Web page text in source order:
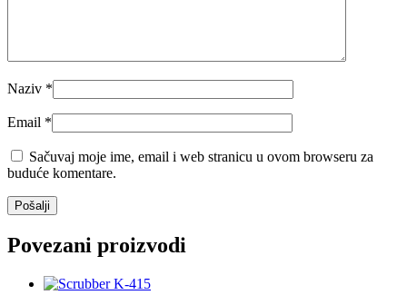
Naziv *
Email *
Sačuvaj moje ime, email i web stranicu u ovom browseru za
buduće komentare.
Povezani proizvodi